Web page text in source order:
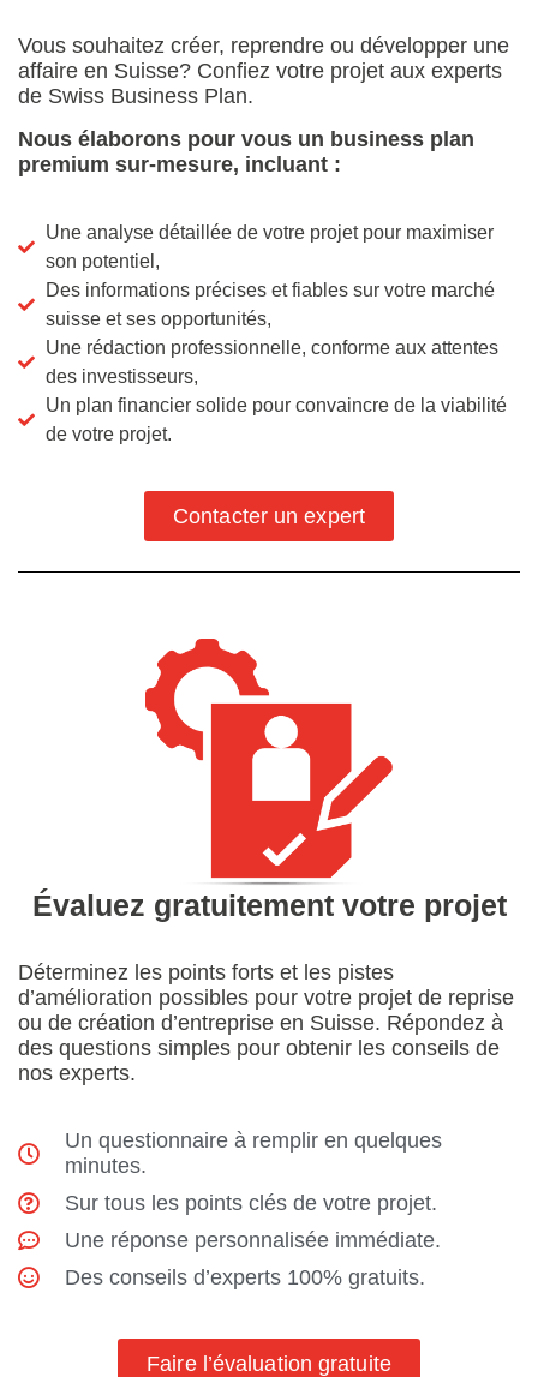
Vous souhaitez créer, reprendre ou développer une
affaire en Suisse? Confiez votre projet aux experts
de Swiss Business Plan.
Nous élaborons pour vous un business plan
premium sur-mesure, incluant :
Une analyse détaillée de votre projet pour maximiser
son potentiel,
Des informations précises et fiables sur votre marché
suisse et ses opportunités,
Une rédaction professionnelle, conforme aux attentes
des investisseurs,
Un plan financier solide pour convaincre de la viabilité
de votre projet.
Contacter un expert
Évaluez gratuitement votre projet
Déterminez les points forts et les pistes
d’amélioration possibles pour votre projet de reprise
ou de création d’entreprise en Suisse. Répondez à
des questions simples pour obtenir les conseils de
nos experts.
Un questionnaire à remplir en quelques
minutes.
Sur tous les points clés de votre projet.
Une réponse personnalisée immédiate.
Des conseils d’experts 100% gratuits.
Faire l’évaluation gratuite